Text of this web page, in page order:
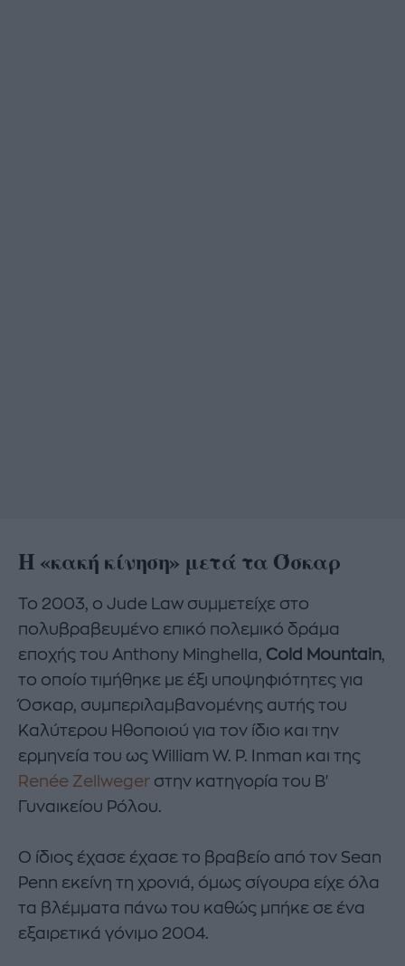
Η «κακή κίνηση» μετά τα Όσκαρ
Το 2003, ο Jude Law συμμετείχε στο
πολυβραβευμένο επικό πολεμικό δράμα
εποχής του Anthony Minghella, Cold Mountain,
το οποίο τιμήθηκε με έξι υποψηφιότητες για
Όσκαρ, συμπεριλαμβανομένης αυτής του
Καλύτερου Ηθοποιού για τον ίδιο και την
ερμηνεία του ως William W. P. Inman και της
Renée Zellweger στην κατηγορία του Β'
Γυναικείου Ρόλου.
Ο ίδιος έχασε έχασε το βραβείο από τον Sean
Penn εκείνη τη χρονιά, όμως σίγουρα είχε όλα
τα βλέμματα πάνω του καθώς μπήκε σε ένα
εξαιρετικά γόνιμο 2004.